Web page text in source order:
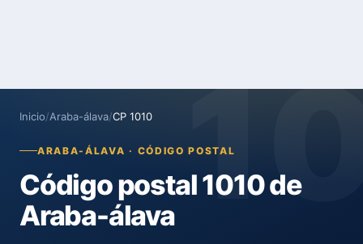
Inicio/Araba-álava/CP 1010
ARABA-ÁLAVA · CÓDIGO POSTAL
Código postal 1010 de
Araba-álava